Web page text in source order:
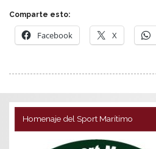
Comparte esto:
Facebook X
Homenaje del Sport Marítimo